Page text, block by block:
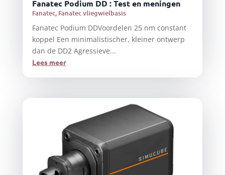
Fanatec Podium DD : Test en meningen
Fanatec, Fanatec vliegwielbasis
Fanatec Podium DDVoordelen 25 nm constant
koppel Een minimalistischer, kleiner ontwerp
dan de DD2 Agressieve...
Lees meer